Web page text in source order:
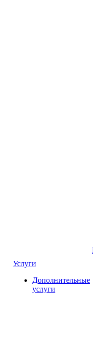
Услуги
Дополнительные
услуги